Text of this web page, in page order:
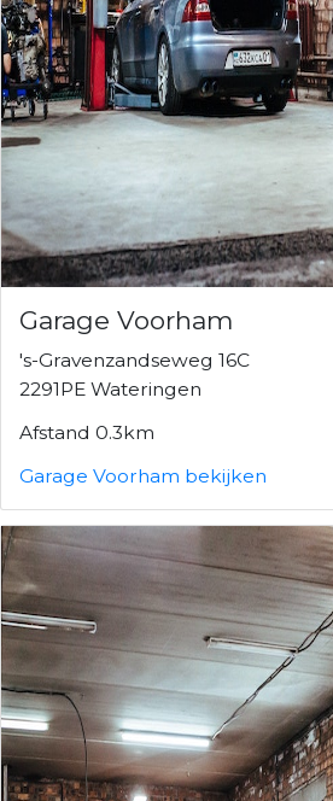
Garage Voorham
's-Gravenzandseweg 16C
2291PE Wateringen
Afstand 0.3km
Garage Voorham bekijken